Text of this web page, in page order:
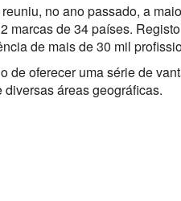
no ano passado, a
marcas de 34 países.
de mais de 30 mil
de oferecer uma série de
áreas geográficas.